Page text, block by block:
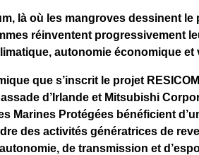
là où les mangroves dessinent
réinventent progressivement
autonomie économique
que s’inscrit le projet
d’Irlande et Mitsubishi
Marines Protégées bénéficient
des activités génératrices de
de transmission et